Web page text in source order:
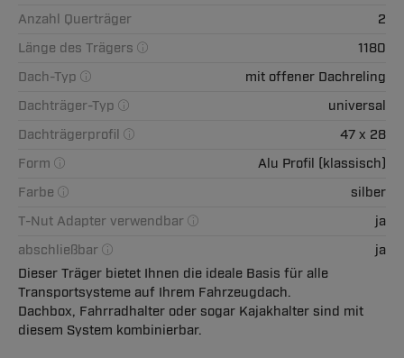
Anzahl Querträger
2
Länge des Trägers
1180
Dach-Typ
mit offener Dachreling
Dachträger-Typ
universal
Dachträgerprofil
47 x 28
Form
Alu Profil (klassisch)
Farbe
silber
T-Nut Adapter verwendbar
ja
abschließbar
ja
Dieser Träger bietet Ihnen die ideale Basis für alle
Transportsysteme auf Ihrem Fahrzeugdach.
Dachbox, Fahrradhalter oder sogar Kajakhalter sind mit
diesem System kombinierbar.